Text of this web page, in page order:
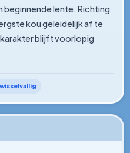
beginnende lente. Richting
kou geleidelijk af te
karakter blijft voorlopig
wisselvallig